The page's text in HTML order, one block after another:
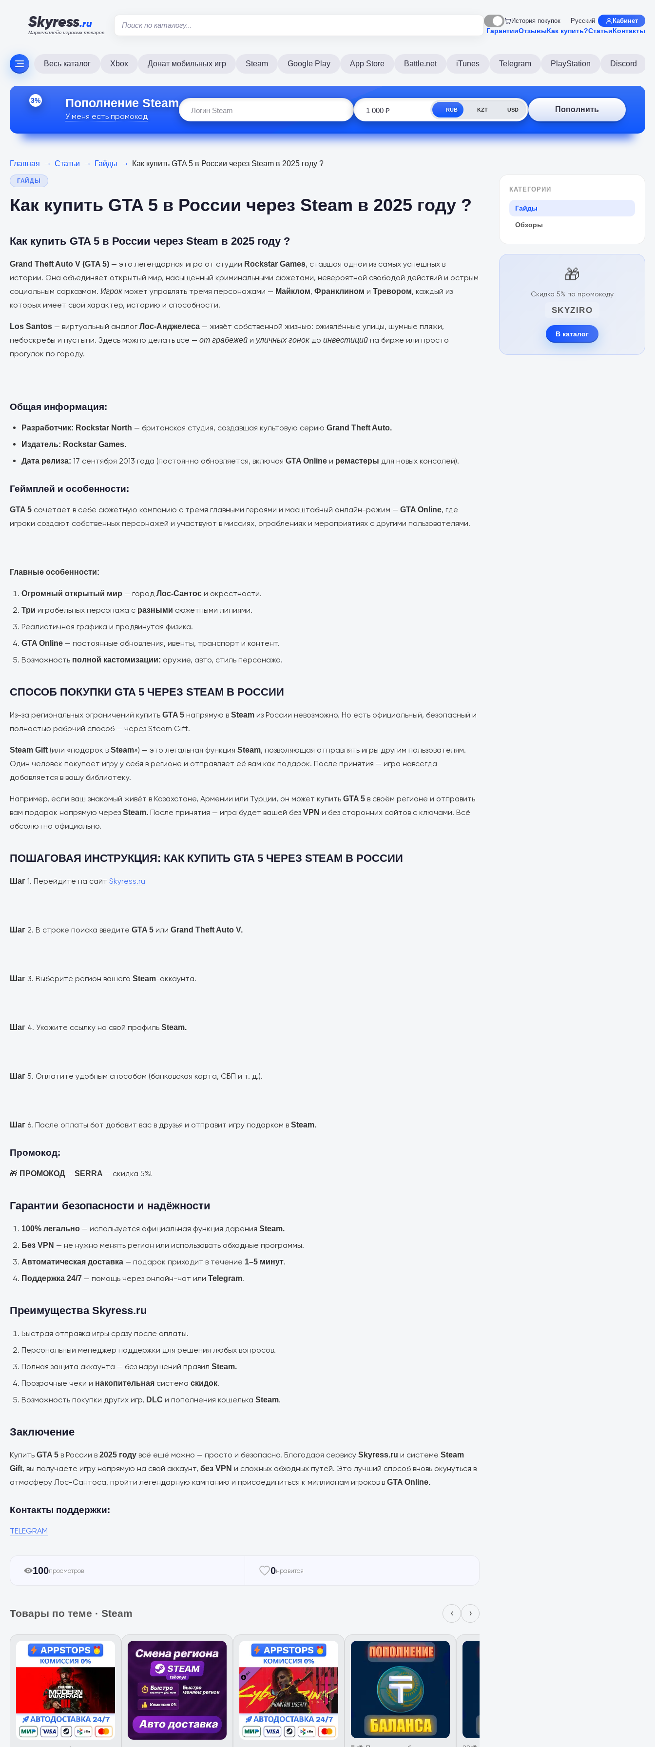
Skyress.ru
Маркетплейс игровых товаров
История покупок Русский Кабинет
ГарантииОтзывыКак купить?СтатьиКонтакты
Весь каталог Xbox Донат мобильных игр Steam Google Play App Store Battle.net iTunes Telegram PlayStation Discord
3% Пополнение Steam
У меня есть промокод
RUB KZT USD Пополнить
Главная Статьи Гайды Как купить GTA 5 в России через Steam в 2025 году ?
ГАЙДЫ
Как купить GTA 5 в России через Steam в 2025 году ?
Как купить GTA 5 в России через Steam в 2025 году ?
Grand Theft Auto V (GTA 5) — это легендарная игра от студии Rockstar Games, ставшая одной из самых успешных в
истории. Она объединяет открытый мир, насыщенный криминальными сюжетами, невероятной свободой действий и острым
социальным сарказмом. Игрок может управлять тремя персонажами — Майклом, Франклином и Тревором, каждый из
которых имеет свой характер, историю и способности.
Los Santos — виртуальный аналог Лос-Анджелеса — живёт собственной жизнью: оживлённые улицы, шумные пляжи,
небоскрёбы и пустыни. Здесь можно делать всё — от грабежей и уличных гонок до инвестиций на бирже или просто
прогулок по городу.
Общая информация:
Разработчик: Rockstar North — британская студия, создавшая культовую серию Grand Theft Auto.
Издатель: Rockstar Games.
Дата релиза: 17 сентября 2013 года (постоянно обновляется, включая GTA Online и ремастеры для новых консолей).
Геймплей и особенности:
GTA 5 сочетает в себе сюжетную кампанию с тремя главными героями и масштабный онлайн-режим — GTA Online, где
игроки создают собственных персонажей и участвуют в миссиях, ограблениях и мероприятиях с другими пользователями.
Главные особенности:
Огромный открытый мир — город Лос-Сантос и окрестности.
Три играбельных персонажа с разными сюжетными линиями.
Реалистичная графика и продвинутая физика.
GTA Online — постоянные обновления, ивенты, транспорт и контент.
Возможность полной кастомизации: оружие, авто, стиль персонажа.
СПОСОБ ПОКУПКИ GTA 5 ЧЕРЕЗ STEAM В РОССИИ
Из-за региональных ограничений купить GTA 5 напрямую в Steam из России невозможно. Но есть официальный, безопасный и
полностью рабочий способ — через Steam Gift.
Steam Gift (или «подарок в Steam») — это легальная функция Steam, позволяющая отправлять игры другим пользователям.
Один человек покупает игру у себя в регионе и отправляет её вам как подарок. После принятия — игра навсегда
добавляется в вашу библиотеку.
Например, если ваш знакомый живёт в Казахстане, Армении или Турции, он может купить GTA 5 в своём регионе и отправить
вам подарок напрямую через Steam. После принятия — игра будет вашей без VPN и без сторонних сайтов с ключами. Всё
абсолютно официально.
ПОШАГОВАЯ ИНСТРУКЦИЯ: КАК КУПИТЬ GTA 5 ЧЕРЕЗ STEAM В РОССИИ
Шаг 1. Перейдите на сайт Skyress.ru
Шаг 2. В строке поиска введите GTA 5 или Grand Theft Auto V.
Шаг 3. Выберите регион вашего Steam-аккаунта.
Шаг 4. Укажите ссылку на свой профиль Steam.
Шаг 5. Оплатите удобным способом (банковская карта, СБП и т. д.).
Шаг 6. После оплаты бот добавит вас в друзья и отправит игру подарком в Steam.
Промокод:
🎁 ПРОМОКОД — SERRA — скидка 5%!
Гарантии безопасности и надёжности
100% легально — используется официальная функция дарения Steam.
Без VPN — не нужно менять регион или использовать обходные программы.
Автоматическая доставка — подарок приходит в течение 1–5 минут.
Поддержка 24/7 — помощь через онлайн-чат или Telegram.
Преимущества Skyress.ru
Быстрая отправка игры сразу после оплаты.
Персональный менеджер поддержки для решения любых вопросов.
Полная защита аккаунта — без нарушений правил Steam.
Прозрачные чеки и накопительная система скидок.
Возможность покупки других игр, DLC и пополнения кошелька Steam.
Заключение
Купить GTA 5 в России в 2025 году всё ещё можно — просто и безопасно. Благодаря сервису Skyress.ru и системе Steam
Gift, вы получаете игру напрямую на свой аккаунт, без VPN и сложных обходных путей. Это лучший способ вновь окунуться в
атмосферу Лос-Сантоса, пройти легендарную кампанию и присоединиться к миллионам игроков в GTA Online.
Контакты поддержки:
TELEGRAM
100просмотров 0нравится
Товары по теме · Steam ‹ ›
КАТЕГОРИИ
Гайды
Обзоры
🎁
Скидка 5% по промокоду
SKYZIRO
В каталог